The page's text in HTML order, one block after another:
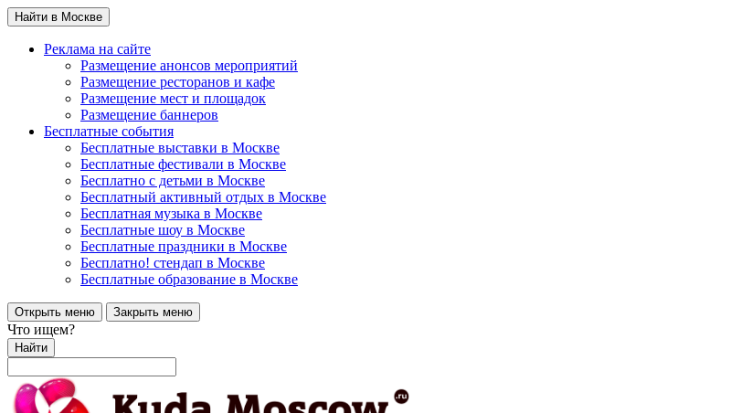
Найти в Москве
Реклама на сайте
Размещение анонсов мероприятий
Размещение ресторанов и кафе
Размещение мест и площадок
Размещение баннеров
Бесплатные события
Бесплатные выставки в Москве
Бесплатные фестивали в Москве
Бесплатно с детьми в Москве
Бесплатный активный отдых в Москве
Бесплатная музыка в Москве
Бесплатные шоу в Москве
Бесплатные праздники в Москве
Бесплатно! стендап в Москве
Бесплатные образование в Москве
Открыть меню Закрыть меню
Что ищем?
Найти